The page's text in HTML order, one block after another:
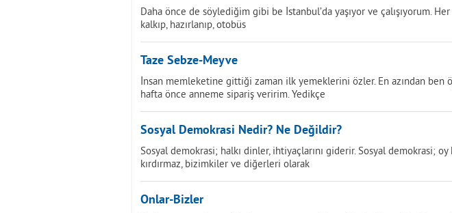
Daha önce de söylediğim gibi be İstanbul’da yaşıyor ve çalışıyorum. Her
kalkıp, hazırlanıp, otobüs
Taze Sebze-Meyve
İnsan memleketine gittiği zaman ilk yemeklerini özler. En azından ben
hafta önce anneme sipariş veririm. Yedikçe
Sosyal Demokrasi Nedir? Ne Değildir?
Sosyal demokrasi; halkı dinler, ihtiyaçlarını giderir. Sosyal demokrasi; oy
kırdırmaz, bizimkiler ve diğerleri olarak
Onlar-Bizler